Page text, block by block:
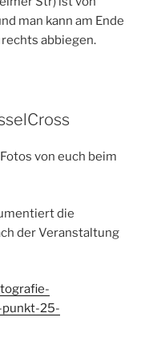
man kann am Ende
abbiegen.
von euch beim
die
der Veranstaltung
25-